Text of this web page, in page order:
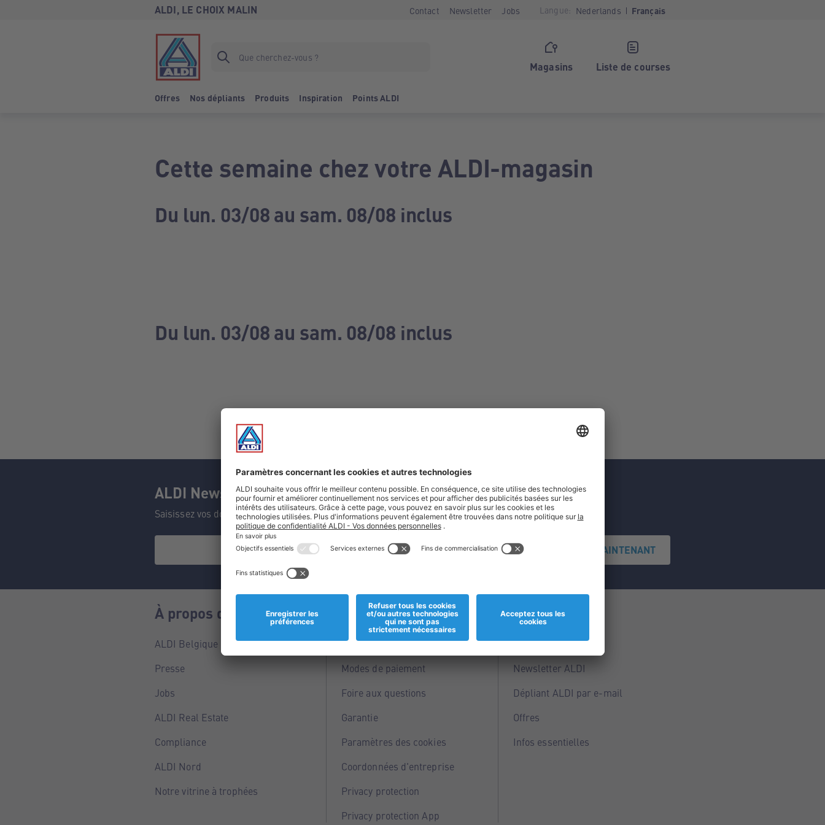
ALDI, LE CHOIX MALIN Contact Newsletter Jobs Langue: Nederlands Français
Magasins Liste de courses
Offres Nos dépliants Produits Inspiration Points ALDI
Cette semaine chez votre ALDI-magasin
Du lun. 03/08 au sam. 08/08 inclus
Du lun. 03/08 au sam. 08/08 inclus
ALDI Newsletter
Saisissez vos données et ne manquez aucune de nos offres.
S'INSCRIRE MAINTENANT
À propos de nous
ALDI Belgique
Presse
Jobs
ALDI Real Estate
Compliance
ALDI Nord
Notre vitrine à trophées
Informations
Magasins
Modes de paiement
Foire aux questions
Garantie
Paramètres des cookies
Coordonnées d'entreprise
Privacy protection
Privacy protection App
Service
Points ALDI
Newsletter ALDI
Dépliant ALDI par e-mail
Offres
Infos essentielles